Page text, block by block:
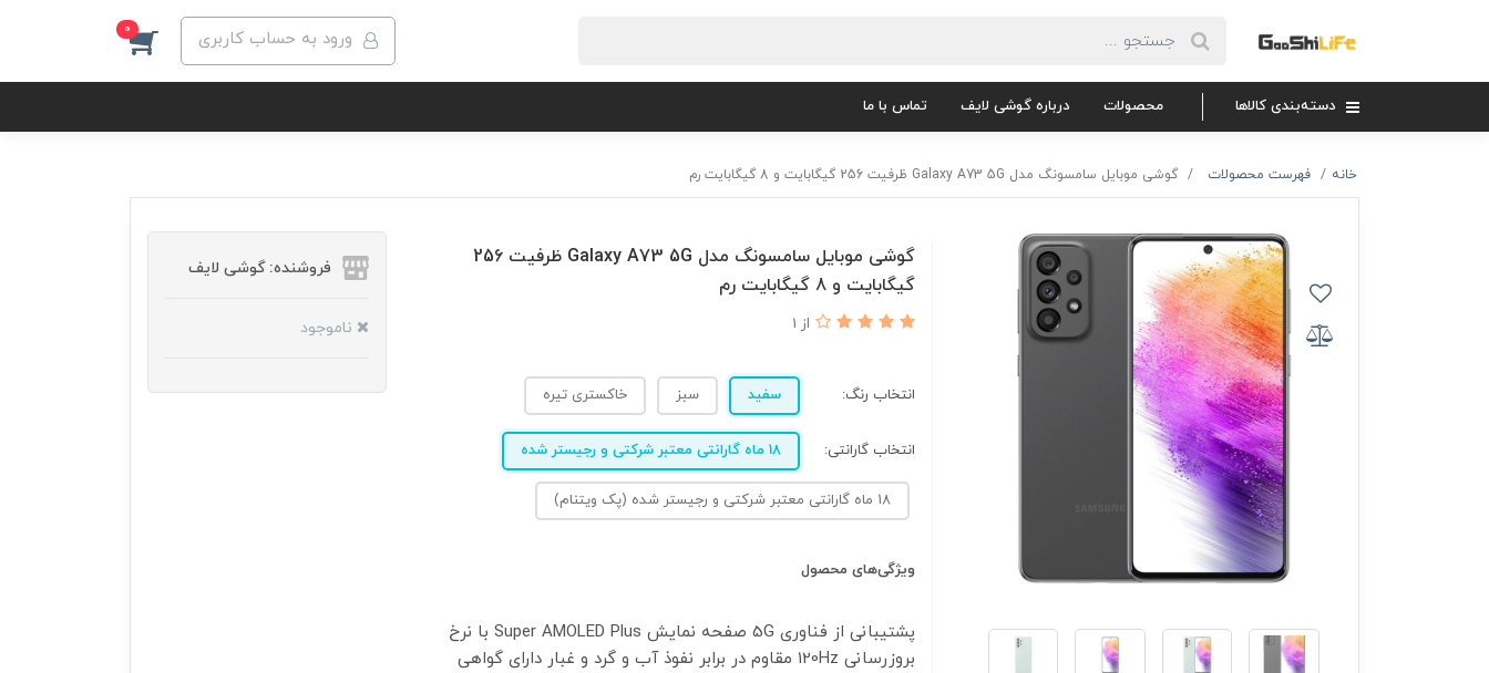
ورود به حساب کاربری 0
دسته‌بندی کالاها محصولات درباره گوشی لایف تماس با ما
خانه فهرست محصولات گوشی موبایل سامسونگ مدل Galaxy A73 5G ظرفیت 256 گیگابایت و 8 گیگابایت رم
گوشی موبایل سامسونگ مدل Galaxy A73 5G ظرفیت 256
گیگابایت و 8 گیگابایت رم
از 1
انتخاب رنگ: سفید سبز خاکستری تیره
انتخاب گارانتی: 18 ماه گارانتی معتبر شرکتی و رجیستر شده
18 ماه گارانتی معتبر شرکتی و رجیستر شده (پک ویتنام)
ویژگی‌های محصول
پشتیبانی از فناوری 5G صفحه نمایش Super AMOLED Plus با نرخ
بروزرسانی 120Hz مقاوم در برابر نفوذ آب و گرد و غبار دارای گواهی
فروشنده: گوشی لایف
ناموجود